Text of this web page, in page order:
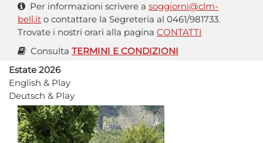
Estate 2026
English & Play
Deutsch & Play
Per informazioni scrivere a soggiorni@clm-
bell.it o contattare la Segreteria al 0461/981733.
Trovate i nostri orari alla pagina CONTATTI
Consulta TERMINI E CONDIZIONI